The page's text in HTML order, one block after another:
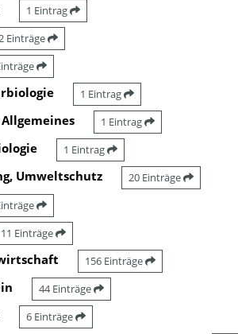
1 Eintrag
Einträge
1 Eintrag
1 Eintrag
1 Eintrag
Umweltschutz 20 Einträge
11 Einträge
156 Einträge
44 Einträge
6 Einträge